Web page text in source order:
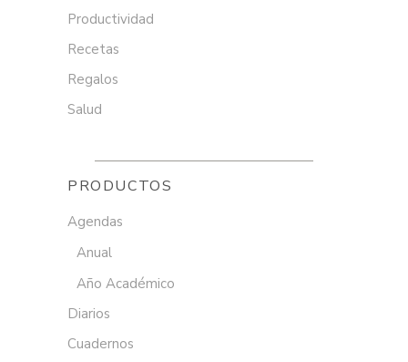
Productividad
Recetas
Regalos
Salud
PRODUCTOS
Agendas
Anual
Año Académico
Diarios
Cuadernos